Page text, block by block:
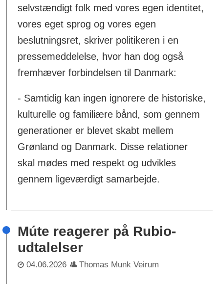
selvstændigt folk med vores egen identitet,
vores eget sprog og vores egen
beslutningsret, skriver politikeren i en
pressemeddelelse, hvor han dog også
fremhæver forbindelsen til Danmark:
- Samtidig kan ingen ignorere de historiske,
kulturelle og familiære bånd, som gennem
generationer er blevet skabt mellem
Grønland og Danmark. Disse relationer
skal mødes med respekt og udvikles
gennem ligeværdigt samarbejde.
Múte reagerer på Rubio-
udtalelser
04.06.2026 Thomas Munk Veirum